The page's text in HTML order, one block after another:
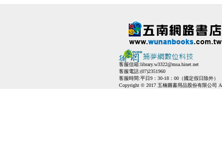
客服信箱:library.w3322@msa.hinet.net
客服電話:(07)2351960
客服時間:平日9：30-18：00（國定假日除外）
Copyright © 2017 五楠圖書用品股份有限公司